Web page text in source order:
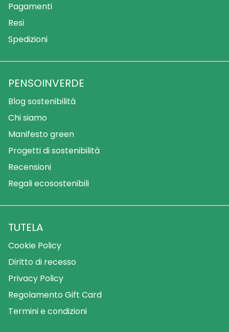
Pagamenti
Resi
Spedizioni
PENSOINVERDE
Blog sostenibilità
Chi siamo
Manifesto green
Progetti di sostenibilità
Recensioni
Regali ecosostenibili
TUTELA
Cookie Policy
Diritto di recesso
Privacy Policy
Regolamento Gift Card
Termini e condizioni